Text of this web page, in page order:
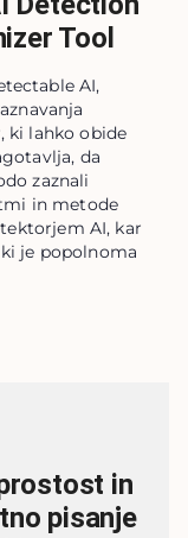
Tool
AI,
ki lahko obide
da
zaznali
in metode
AI, kar
je popolnoma
in
pisanje